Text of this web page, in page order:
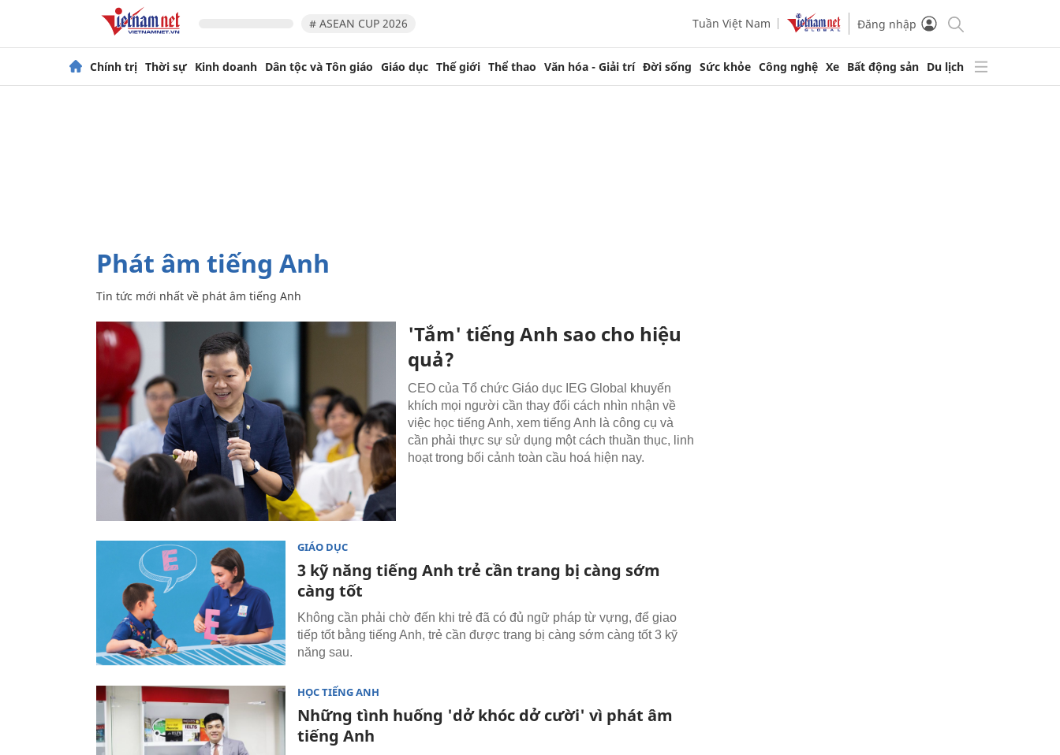
# ASEAN CUP 2026 Tuần Việt Nam Đăng nhập
Chính trị Thời sự Kinh doanh Dân tộc và Tôn giáo Giáo dục Thế giới Thể thao Văn hóa - Giải trí Đời sống Sức khỏe Công nghệ Xe Bất động sản Du lịch
phát âm tiếng Anh
Tin tức mới nhất về phát âm tiếng Anh
'Tắm' tiếng Anh sao cho hiệu
quả?
CEO của Tổ chức Giáo dục IEG Global khuyến
khích mọi người cần thay đổi cách nhìn nhận về
việc học tiếng Anh, xem tiếng Anh là công cụ và
cần phải thực sự sử dụng một cách thuần thục, linh
hoạt trong bối cảnh toàn cầu hoá hiện nay.
GIÁO DỤC
3 kỹ năng tiếng Anh trẻ cần trang bị càng sớm
càng tốt
Không cần phải chờ đến khi trẻ đã có đủ ngữ pháp từ vựng, để giao
tiếp tốt bằng tiếng Anh, trẻ cần được trang bị càng sớm càng tốt 3 kỹ
năng sau.
HỌC TIẾNG ANH
Những tình huống 'dở khóc dở cười' vì phát âm
tiếng Anh